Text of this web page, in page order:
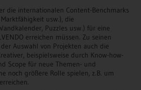
die internationalen Content-Benchmarks
usw.), die
Puzzles usw.) für eine
erreichen müssen. Zu seinen
Auswahl von Projekten auch die
beispielsweise durch Know-how-
Scope für neue Themen- und
noch größere Rolle spielen, z.B. um